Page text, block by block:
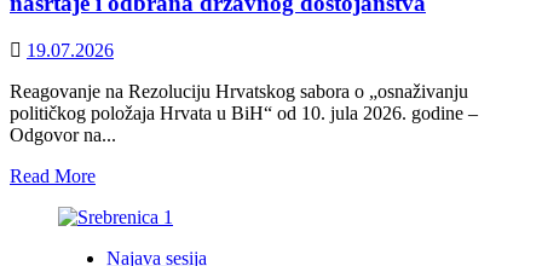
glasnogovornika
zagrebačkih
hegemonista
19.07.2026
Reagovanje na Rezoluciju Hrvatskog sabora o „osnaživanju
političkog položaja Hrvata u BiH“ od 10. jula 2026. godine –
Odgovor na...
Read MoreRead
about
99:
Najava sesija